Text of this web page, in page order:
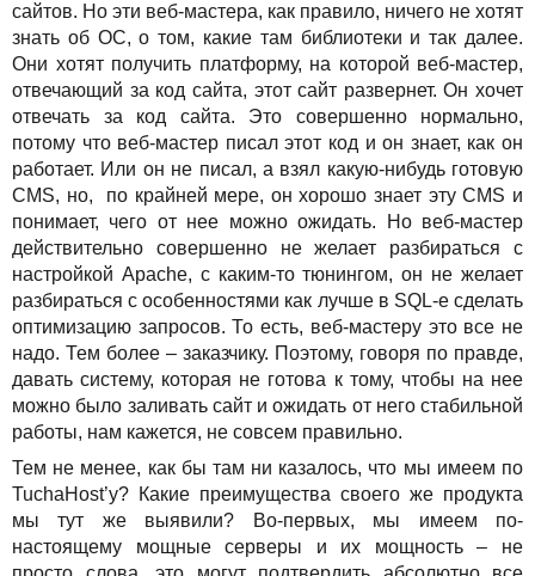
сайтов. Но эти веб-мастера, как правило, ничего не хотят
знать об ОС, о том, какие там библиотеки и так далее.
Они хотят получить платформу, на которой веб-мастер,
отвечающий за код сайта, этот сайт развернет. Он хочет
отвечать за код сайта. Это совершенно нормально,
потому что веб-мастер писал этот код и он знает, как он
работает. Или он не писал, а взял какую-нибудь готовую
CMS, но, по крайней мере, он хорошо знает эту CMS и
понимает, чего от нее можно ожидать. Но веб-мастер
действительно совершенно не желает разбираться с
настройкой Apache, с каким-то тюнингом, он не желает
разбираться с особенностями как лучше в SQL-е сделать
оптимизацию запросов. То есть, веб-мастеру это все не
надо. Тем более – заказчику. Поэтому, говоря по правде,
давать систему, которая не готова к тому, чтобы на нее
можно было заливать сайт и ожидать от него стабильной
работы, нам кажется, не совсем правильно.
Тем не менее, как бы там ни казалось, что мы имеем по
TuchaHost’у? Какие преимущества своего же продукта
мы тут же выявили? Во-первых, мы имеем по-
настоящему мощные серверы и их мощность – не